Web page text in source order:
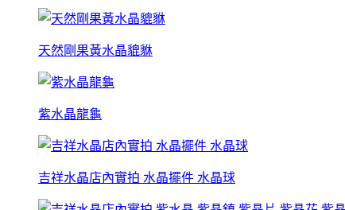
天然剛果黃水晶貔貅
紫水晶龍龜
吉祥水晶店內實拍 水晶擺件 水晶球